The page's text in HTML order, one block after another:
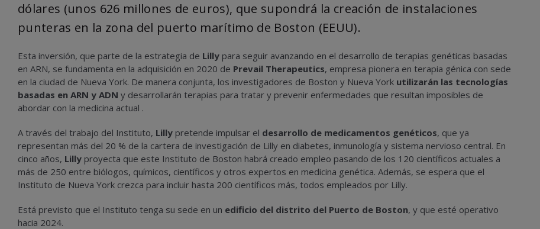
dólares (unos 626 millones de euros), que supondrá la creación de instalaciones
punteras en la zona del puerto marítimo de Boston (EEUU).
Esta inversión, que parte de la estrategia de Lilly para seguir avanzando en el desarrollo de terapias genéticas basadas
en ARN, se fundamenta en la adquisición en 2020 de Prevail Therapeutics, empresa pionera en terapia génica con sede
en la ciudad de Nueva York. De manera conjunta, los investigadores de Boston y Nueva York utilizarán las tecnologías
basadas en ARN y ADN y desarrollarán terapias para tratar y prevenir enfermedades que resultan imposibles de
abordar con la medicina actual .
A través del trabajo del Instituto, Lilly pretende impulsar el desarrollo de medicamentos genéticos, que ya
representan más del 20 % de la cartera de investigación de Lilly en diabetes, inmunología y sistema nervioso central. En
cinco años, Lilly proyecta que este Instituto de Boston habrá creado empleo pasando de los 120 científicos actuales a
más de 250 entre biólogos, químicos, científicos y otros expertos en medicina genética. Además, se espera que el
Instituto de Nueva York crezca para incluir hasta 200 científicos más, todos empleados por Lilly.
Está previsto que el Instituto tenga su sede en un edificio del distrito del Puerto de Boston, y que esté operativo
hacia 2024.